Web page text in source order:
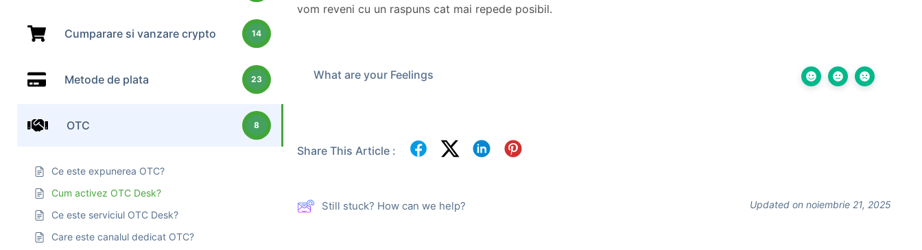
Cumparare si vanzare crypto 14
Metode de plata 23
OTC 8
Ce este expunerea OTC?
Cum activez OTC Desk?
Ce este serviciul OTC Desk?
Care este canalul dedicat OTC?
vom reveni cu un raspuns cat mai repede posibil.
What are your Feelings
Share This Article :
Still stuck? How can we help? Updated on noiembrie 21, 2025